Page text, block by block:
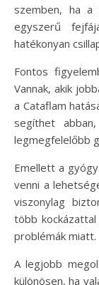
szemben, ha a
egyszerű
hatékonyan
Fontos
Vannak, akik
a Cataflam
segíthet
legmegfelelőbb
Emellett a
venni a
viszonylag
több
problémák miatt.
A legjobb
különösen, ha